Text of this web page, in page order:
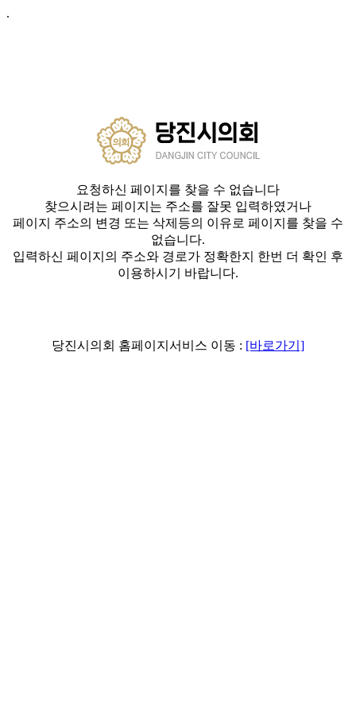
.
요청하신 페이지를 찾을 수 없습니다
찾으시려는 페이지는 주소를 잘못 입력하였거나
페이지 주소의 변경 또는 삭제등의 이유로 페이지를 찾을 수
없습니다.
입력하신 페이지의 주소와 경로가 정확한지 한번 더 확인 후
이용하시기 바랍니다.
당진시의회 홈페이지서비스 이동 : [바로가기]